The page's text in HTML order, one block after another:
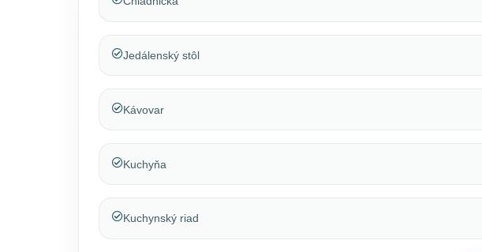
Jedálenský stôl
Kávovar
Kuchyňa
Kuchynský riad